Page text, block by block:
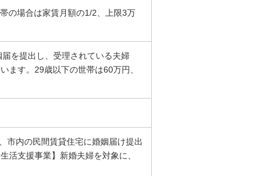
の場合は家賃月額の1/2、上限3万
を提出し、受理されている夫婦
ます。29歳以下の世帯は60万円、
市内の民間賃貸住宅に婚姻届け提出
活支援事業】新婚夫婦を対象に、